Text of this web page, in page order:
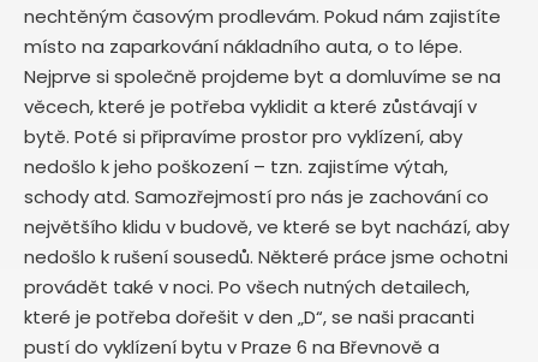
nechtěným časovým prodlevám. Pokud nám zajistíte
místo na zaparkování nákladního auta, o to lépe.
Nejprve si společně projdeme byt a domluvíme se na
věcech, které je potřeba vyklidit a které zůstávají v
bytě. Poté si připravíme prostor pro vyklízení, aby
nedošlo k jeho poškození – tzn. zajistíme výtah,
schody atd. Samozřejmostí pro nás je zachování co
největšího klidu v budově, ve které se byt nachází, aby
nedošlo k rušení sousedů. Některé práce jsme ochotni
provádět také v noci. Po všech nutných detailech,
které je potřeba dořešit v den „D“, se naši pracanti
pustí do vyklízení bytu v Praze 6 na Břevnově a